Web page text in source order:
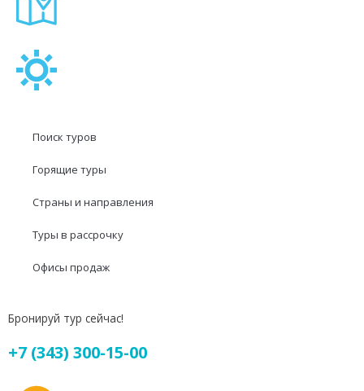
Поиск туров
Горящие туры
Страны и направления
Туры в рассрочку
Офисы продаж
Бронируй тур сейчас!
+7 (343) 300-15-00